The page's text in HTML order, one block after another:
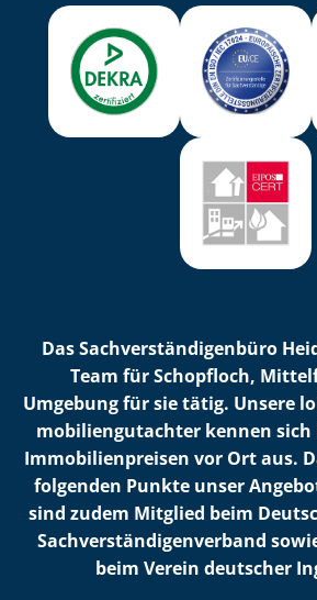
Das Sach­ver­stän­di­gen­bü­ro
Team für Schopfloch,
Umgebung für sie tätig. Unsere
mo­bi­li­en­gut­ach­ter kennen sich
Im­mo­bi­li­en­prei­sen vor Ort aus.
folgenden Punkte unser
sind zudem Mitglied beim
Sach­ver­stän­di­gen­ver­band
beim Verein deutscher